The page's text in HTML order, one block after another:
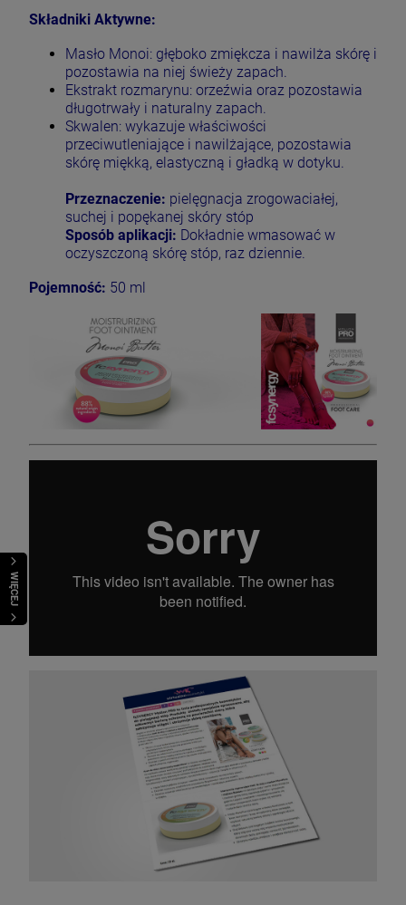
WIĘCEJ
Składniki Aktywne:
Masło Monoi: głęboko zmiękcza i nawilża skórę i
pozostawia na niej świeży zapach.
Ekstrakt rozmarynu: orzeźwia oraz pozostawia
długotrwały i naturalny zapach.
Skwalen: wykazuje właściwości
przeciwutleniające i nawilżające, pozostawia
skórę miękką, elastyczną i gładką w dotyku.
Przeznaczenie: pielęgnacja zrogowaciałej,
suchej i popękanej skóry stóp
Sposób aplikacji: Dokładnie wmasować w
oczyszczoną skórę stóp, raz dziennie.
Pojemność: 50 ml